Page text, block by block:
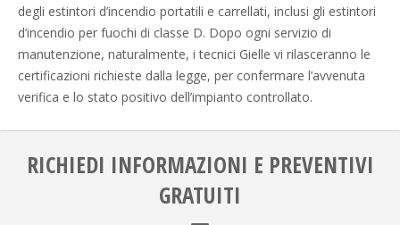
degli estintori d’incendio portatili e carrellati, inclusi gli estintori
d’incendio per fuochi di classe D. Dopo ogni servizio di
manutenzione, naturalmente, i tecnici Gielle vi rilasceranno le
certificazioni richieste dalla legge, per confermare l’avvenuta
verifica e lo stato positivo dell’impianto controllato.
RICHIEDI INFORMAZIONI E PREVENTIVI
GRATUITI